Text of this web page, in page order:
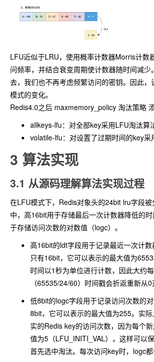
LFU近似于LRU，使用概率计数器Morris计数
问频率，并结合衰变周期使计数器随时间减少
去，我们也不再考虑频繁访问的密钥。因此，
模式的变化。
Redis4.0之后 maxmemory_policy 淘汰策略
allkeys-lfu：对全部key采用LFU淘汰算
volatile-lfu：对设置了过期时间的key采
3 算法实现
3.1 从源码理解算法实现过程
在LFU模式下，Redis对象头的24bit lru字段
中，高16bit用于存储最后一次计数器降低的
于存储访问次数的对数值（logc）。
高16bit的ldt字段用于记录最近一次计
只有16bit，它可以表示的最大值为
时间以1秒为单位进行计数，因此大约
（65535/24/60）时间戳会折返重新从0
低8bit的logc字段用于记录访问次数的
8bit，它可以表示的最大值为255。实
实的Redis key的访问次数，因为每个
值为5（LFU_INITI_VAL），这样可以
首先选中淘汰。每次访问key时，logc都